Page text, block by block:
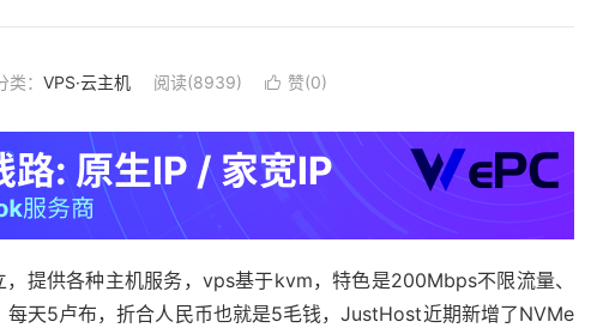
类： VPS·云主机 阅读(8939)  赞(0)
提供各种主机服务，vps基于kvm，特色是200Mbps不限流量、
每天5卢布，折合人民币也就是5毛钱，JustHost近期新增了NVMe